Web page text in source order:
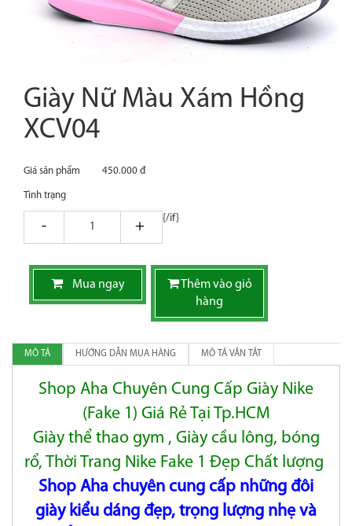
Giày Nữ Màu Xám Hồng
XCV04
Giá sản phẩm 450.000 đ
Tình trạng
giam tang
{/if}
Mua ngay
Thêm vào giỏ
hàng
MÔ TẢ HƯỚNG DẪN MUA HÀNG MÔ TẢ VẮN TẮT
Shop Aha Chuyên Cung Cấp Giày Nike
(Fake 1) Giá Rẻ Tại Tp.HCM
Giày thể thao gym , Giày cầu lông, bóng
rổ, Thời Trang Nike Fake 1 Đẹp Chất lượng
Shop Aha chuyên cung cấp những đôi
giày kiểu dáng đẹp, trọng lượng nhẹ và